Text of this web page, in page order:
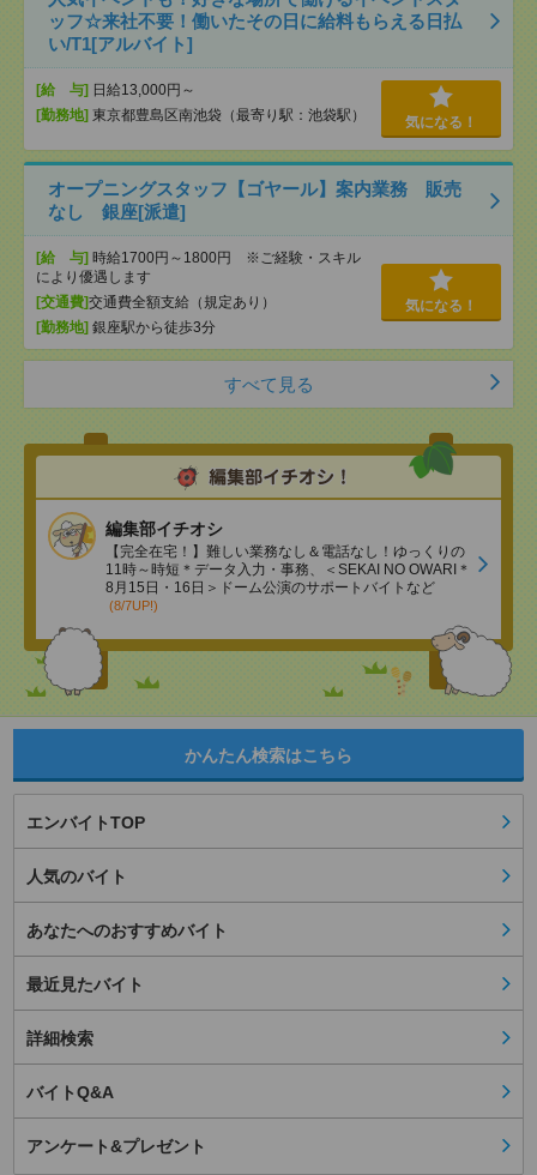
ッフ☆来社不要！働いたその日に給料もらえる日払
い/T1[アルバイト]
[給 与] 日給13,000円～
[勤務地] 東京都豊島区南池袋（最寄り駅：池袋駅） 気になる！
オープニングスタッフ【ゴヤール】案内業務 販売
なし 銀座[派遣]
[給 与] 時給1700円～1800円 ※ご経験・スキル
により優遇します
[交通費]交通費全額支給（規定あり）
[勤務地] 銀座駅から徒歩3分
気になる！
すべて見る
編集部イチオシ
【完全在宅！】難しい業務なし＆電話なし！ゆっくりの
11時～時短＊データ入力・事務、＜SEKAI NO OWARI＊
8月15日・16日＞ドーム公演のサポートバイトなど
(8/7UP!)
かんたん検索はこちら
エンバイトTOP
人気のバイト
あなたへのおすすめバイト
最近見たバイト
詳細検索
バイトQ&A
アンケート&プレゼント